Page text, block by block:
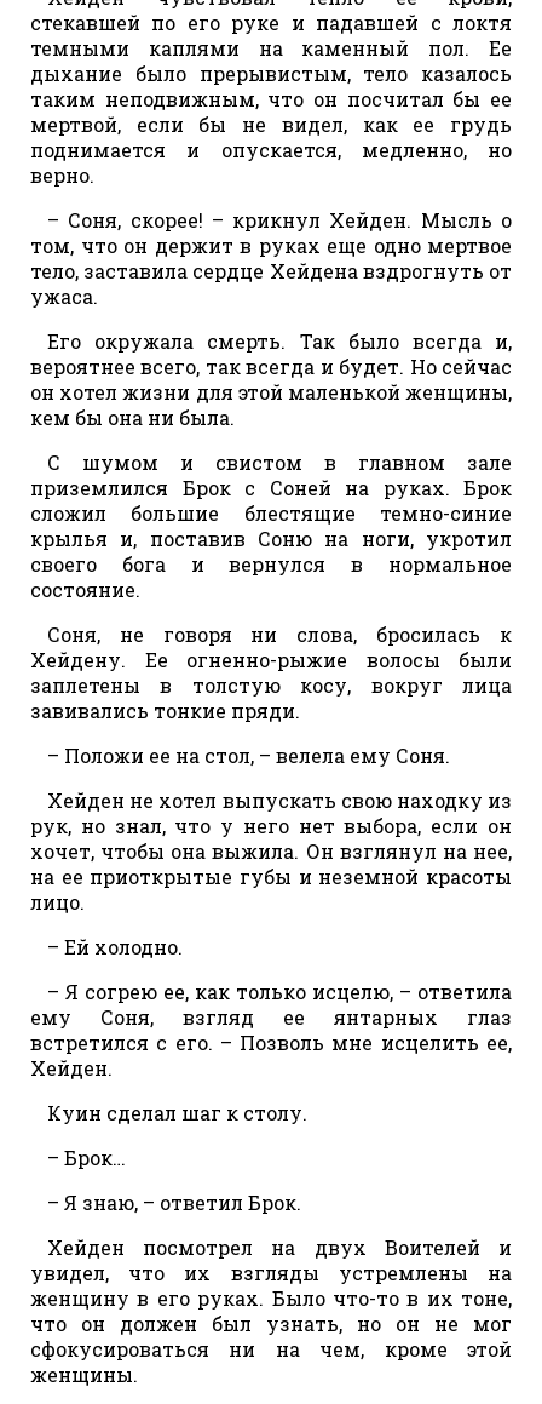
стекавшей по его руке и падавшей с локтя
темными каплями на каменный пол. Ее
дыхание было прерывистым, тело казалось
таким неподвижным, что он посчитал бы ее
мертвой, если бы не видел, как ее грудь
поднимается и опускается, медленно, но
верно.
– Соня, скорее! – крикнул Хейден. Мысль о
том, что он держит в руках еще одно мертвое
тело, заставила сердце Хейдена вздрогнуть от
ужаса.
Его окружала смерть. Так было всегда и,
вероятнее всего, так всегда и будет. Но сейчас
он хотел жизни для этой маленькой женщины,
кем бы она ни была.
С шумом и свистом в главном зале
приземлился Брок с Соней на руках. Брок
сложил большие блестящие темно-синие
крылья и, поставив Соню на ноги, укротил
своего бога и вернулся в нормальное
состояние.
Соня, не говоря ни слова, бросилась к
Хейдену. Ее огненно-рыжие волосы были
заплетены в толстую косу, вокруг лица
завивались тонкие пряди.
– Положи ее на стол, – велела ему Соня.
Хейден не хотел выпускать свою находку из
рук, но знал, что у него нет выбора, если он
хочет, чтобы она выжила. Он взглянул на нее,
на ее приоткрытые губы и неземной красоты
лицо.
– Ей холодно.
– Я согрею ее, как только исцелю, – ответила
ему Соня, взгляд ее янтарных глаз
встретился с его. – Позволь мне исцелить ее,
Хейден.
Куин сделал шаг к столу.
– Брок…
– Я знаю, – ответил Брок.
Хейден посмотрел на двух Воителей и
увидел, что их взгляды устремлены на
женщину в его руках. Было что-то в их тоне,
что он должен был узнать, но он не мог
сфокусироваться ни на чем, кроме этой
женщины.